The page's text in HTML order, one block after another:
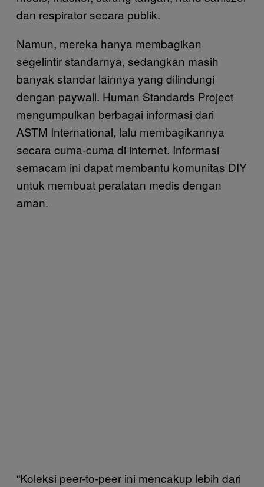
dan respirator secara publik.
Namun, mereka hanya membagikan
segelintir standarnya, sedangkan masih
banyak standar lainnya yang dilindungi
dengan paywall. Human Standards Project
mengumpulkan berbagai informasi dari
ASTM International, lalu membagikannya
secara cuma-cuma di internet. Informasi
semacam ini dapat membantu komunitas DIY
untuk membuat peralatan medis dengan
aman.
“Koleksi peer-to-peer ini mencakup lebih dari